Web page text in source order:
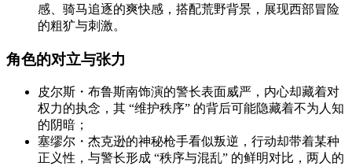
感、骑马追逐的爽快感，搭配荒野背景，展现西部冒险
的粗犷与刺激。
角色的对立与张力
皮尔斯・布鲁斯南饰演的警长表面威严，内心却藏着对
权力的执念，其 “维护秩序” 的背后可能隐藏着不为人知
的阴暗；
塞缪尔・杰克逊的神秘枪手看似叛逆，行动却带着某种
正义性，与警长形成 “秩序与混乱” 的鲜明对比，两人的